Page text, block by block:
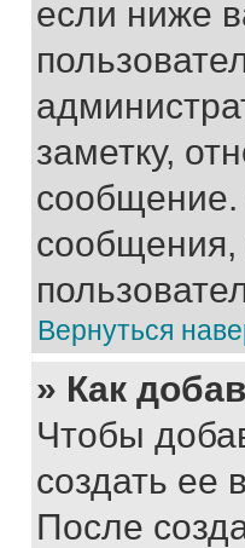
если ниже
заметку,
сообщение.
сообщения,
Вернуться
» Как
Чтобы
создать ее
После